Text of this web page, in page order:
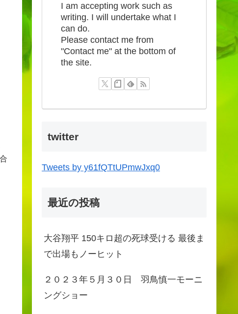
I am accepting work such as
writing. I will undertake what I
can do.
Please contact me from
"Contact me" at the bottom of
the site.
twitter
Tweets by y61fQTtUPmwJxq0
最近の投稿
大谷翔平 150キロ超の死球受ける 最後ま
で出場もノーヒット
２０２３年５月３０日 羽鳥慎一モーニ
ングショー